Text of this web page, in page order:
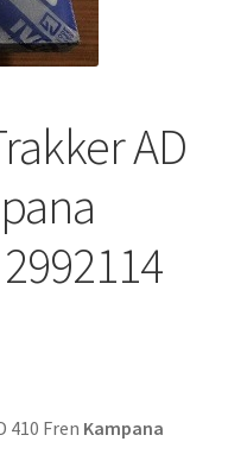
AD
410 Fren Kampana